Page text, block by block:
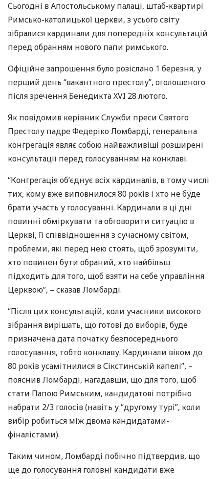
Сьогодні в Апостольському палаці, штаб-квартирі
Римсько-католицької церкви, з усього світу
зібралися кардинали для попередніх консультацій
перед обранням нового папи римського.
Офіційне запрошення було розіслано 1 березня, у
перший день “вакантного престолу”, оголошеного
після зречення БенедиктаXVI 28 лютого.
Як повідомив керівник Служби преси Святого
Престолу падре Федеріко Ломбарді, генеральна
конгрегація являє собою найважливіші розширені
консультації перед голосуванням на конклаві.
“Конгрегація об’єднує всіх кардиналів, в тому числі
тих, кому вже виповнилося 80 років і хто не буде
брати участь у голосуванні. Кардинали в ці дні
повинні обміркувати та обговорити ситуацію в
Церкві, її співвідношення з сучасному світом,
проблеми, які перед нею стоять, щоб зрозуміти,
хто повинен бути обраний, хто найбільш
підходить для того, щоб взяти на себе управління
Церквою”, – сказав Ломбарді.
“Після цих консультацій, коли учасники високого
зібрання вирішать, що готові до виборів, буде
призначена дата початку безпосереднього
голосування, тобто конклаву. Кардинали віком до
80 років усамітнилися в Сікстинській капелі”, –
пояснив Ломбарді, нагадавши, що для того, щоб
стати Папою Римським, кандидатові потрібно
набрати 2/3 голосів (навіть у “другому турі”, коли
вибір робиться між двома кандидатами-
фіналістами).
Таким чином, Ломбарді побічно підтвердив, що
ще до голосування головні кандидати вже